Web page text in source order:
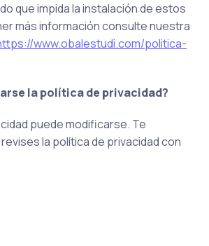
que impida la instalación de estos
más información consulte nuestra
www.obalestudi.com/politica-
la política de privacidad?
puede modificarse. Te
la política de privacidad con